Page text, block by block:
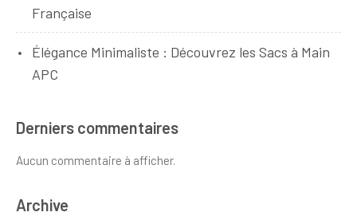
Française
Élégance Minimaliste : Découvrez les Sacs à Main
APC
Derniers commentaires
Aucun commentaire à afficher.
Archive